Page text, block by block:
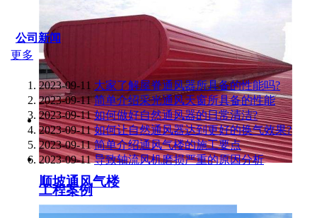
顺坡通风气楼
工程案例
公司新闻
更多
2023-09-11 大家了解屋脊通风器所具备的性能吗?
2023-09-11 简单介绍采光通风天窗所具备的性能
2023-09-11 如何做好自然通风器的日常清洁?
2023-09-11 如何让自然通风器达到更好的换气效果?
2023-09-11 简单介绍通风气楼的施工要点
2023-09-11 导致轴流风机磨损严重的原因分析